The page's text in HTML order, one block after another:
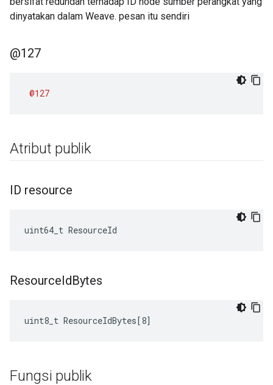
dinyatakan dalam Weave. pesan itu sendiri
@127
@127
Atribut publik
ID resource
uint64_t ResourceId
ResourceIdBytes
uint8_t ResourceIdBytes[8]
Fungsi publik